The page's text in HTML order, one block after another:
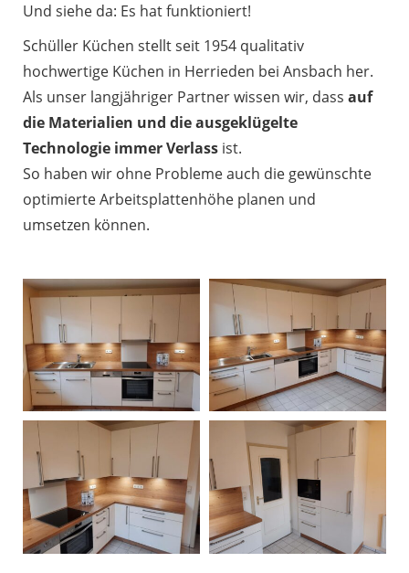
Und siehe da: Es hat funktioniert!
Schüller Küchen stellt seit 1954 qualitativ
hochwertige Küchen in Herrieden bei Ansbach her.
Als unser langjähriger Partner wissen wir, dass auf
die Materialien und die ausgeklügelte
Technologie immer Verlass ist.
So haben wir ohne Probleme auch die gewünschte
optimierte Arbeitsplattenhöhe planen und
umsetzen können.